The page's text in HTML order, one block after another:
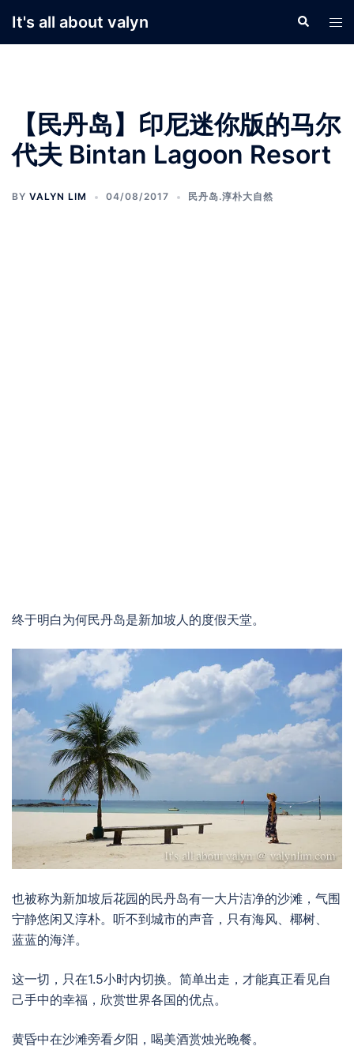
It's all about valyn Search
【民丹岛】印尼迷你版的马尔
代夫 Bintan Lagoon Resort
BY VALYN LIM 04/08/2017 民丹岛.淳朴大自然
终于明白为何民丹岛是新加坡人的度假天堂。
也被称为新加坡后花园的民丹岛有一大片洁净的沙滩，气围
宁静悠闲又淳朴。听不到城市的声音，只有海风、椰树、
蓝蓝的海洋。
这一切，只在1.5小时内切换。简单出走，才能真正看见自
己手中的幸福，欣赏世界各国的优点。
黄昏中在沙滩旁看夕阳，喝美酒赏烛光晚餐。